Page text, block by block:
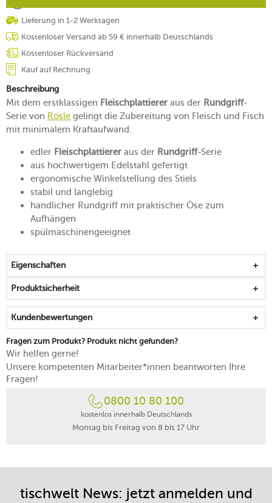
Lieferung in 1-2 Werktagen
Kostenloser Versand ab 59 € innerhalb Deutschlands
Kostenloser Rückversand
Kauf auf Rechnung
Beschreibung
Mit dem erstklassigen Fleischplattierer aus der Rundgriff-
Serie von Rösle gelingt die Zubereitung von Fleisch und Fisch
mit minimalem Kraftaufwand.
edler Fleischplattierer aus der Rundgriff-Serie
aus hochwertigem Edelstahl gefertigt
ergonomische Winkelstellung des Stiels
stabil und langlebig
handlicher Rundgriff mit praktischer Öse zum
Aufhängen
spülmaschinengeeignet
Eigenschaften
Produktsicherheit
Kundenbewertungen
Fragen zum Produkt? Produkt nicht gefunden?
Wir helfen gerne!
Unsere kompetenten Mitarbeiter*innen beantworten Ihre
Fragen!
0800 10 80 100
kostenlos innerhalb Deutschlands
Montag bis Freitag von 8 bis 17 Uhr
tischwelt News: jetzt anmelden und